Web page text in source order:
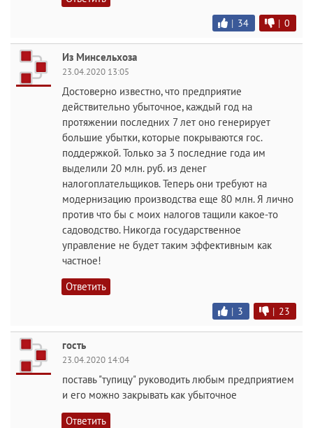
| 34 | 0
Из Минсельхоза
23.04.2020 13:05
Достоверно известно, что предприятие
действительно убыточное, каждый год на
протяжении последних 7 лет оно генерирует
большие убытки, которые покрываются гос.
поддержкой. Только за 3 последние года им
выделили 20 млн. руб. из денег
налогоплательщиков. Теперь они требуют на
модернизацию производства еще 80 млн. Я лично
против что бы с моих налогов тащили какое-то
садоводство. Никогда государственное
управление не будет таким эффективным как
частное!
Ответить
| 3 | 23
гость
23.04.2020 14:04
поставь "тупицу" руководить любым предприятием
и его можно закрывать как убыточное
Ответить